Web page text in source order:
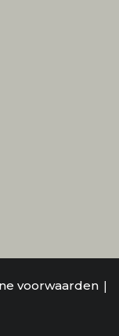
voorwaarden |